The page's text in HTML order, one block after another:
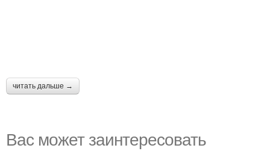
читать дальше →
Вас может заинтересовать